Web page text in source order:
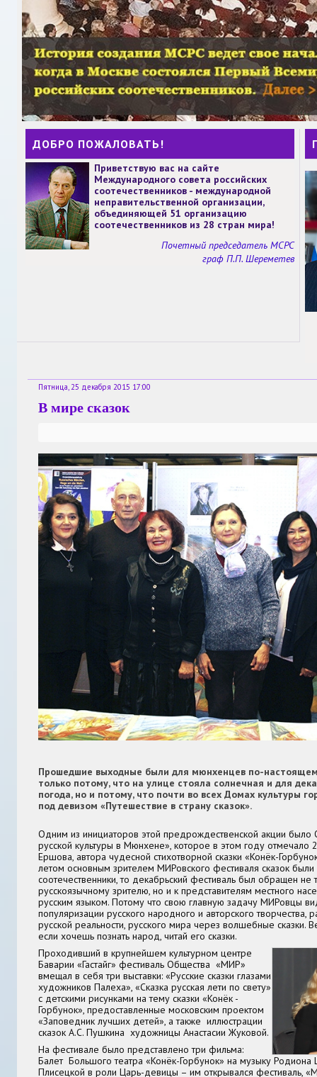
ДОБРО ПОЖАЛОВАТЬ!
Приветствую вас на сайте
Международного совета российских
соотечественников - международной
неправительственной организации,
объединяющей 51 организацию
соотечественников из 28 стран мира!
Почетный председатель МСРС
граф П.П. Шереметев
Пятница, 25 декабря 2015 17:00
В мире сказок
Прошедшие выходные были для мюнхенцев по-
только потому, что на улице стояла солнечная и для
погода, но и потому, что почти во всех Домах культуры
под девизом «Путешествие в страну сказок».
Одним из инициаторов этой предрождественской акции
русской культуры в Мюнхене», которое в этом году отмечало
Ершова, автора чудесной стихотворной сказки «Конёк-
летом основным зрителем МИРовского фестиваля сказок
соотечественники, то декабрьский фестиваль был обращен не
русскоязычному зрителю, но и к представителям местного
русским языком. Потому что свою главную задачу МИРовцы
популяризации русского народного и авторского творчества,
русской реальности, русского мира через волшебные сказки.
если хочешь познать народ, читай его сказки.
Проходивший в крупнейшем культурном центре
Баварии «Гастайг» фестиваль Общества «МИР»
вмещал в себя три выставки: «Русские сказки глазами
художников Палеха», «Сказка русская лети по свету»
с детскими рисунками на тему сказки «Конёк -
Горбунок», предоставленные московским проектом
«Заповедник лучших детей», а также иллюстрации
сказок А.С. Пушкина художницы Анастасии Жуковой.
На фестивале было представлено три фильма:
Балет Большого театра «Конёк-Горбунок» на музыку
Плисецкой в роли Царь-девицы – им открывался фестиваль,